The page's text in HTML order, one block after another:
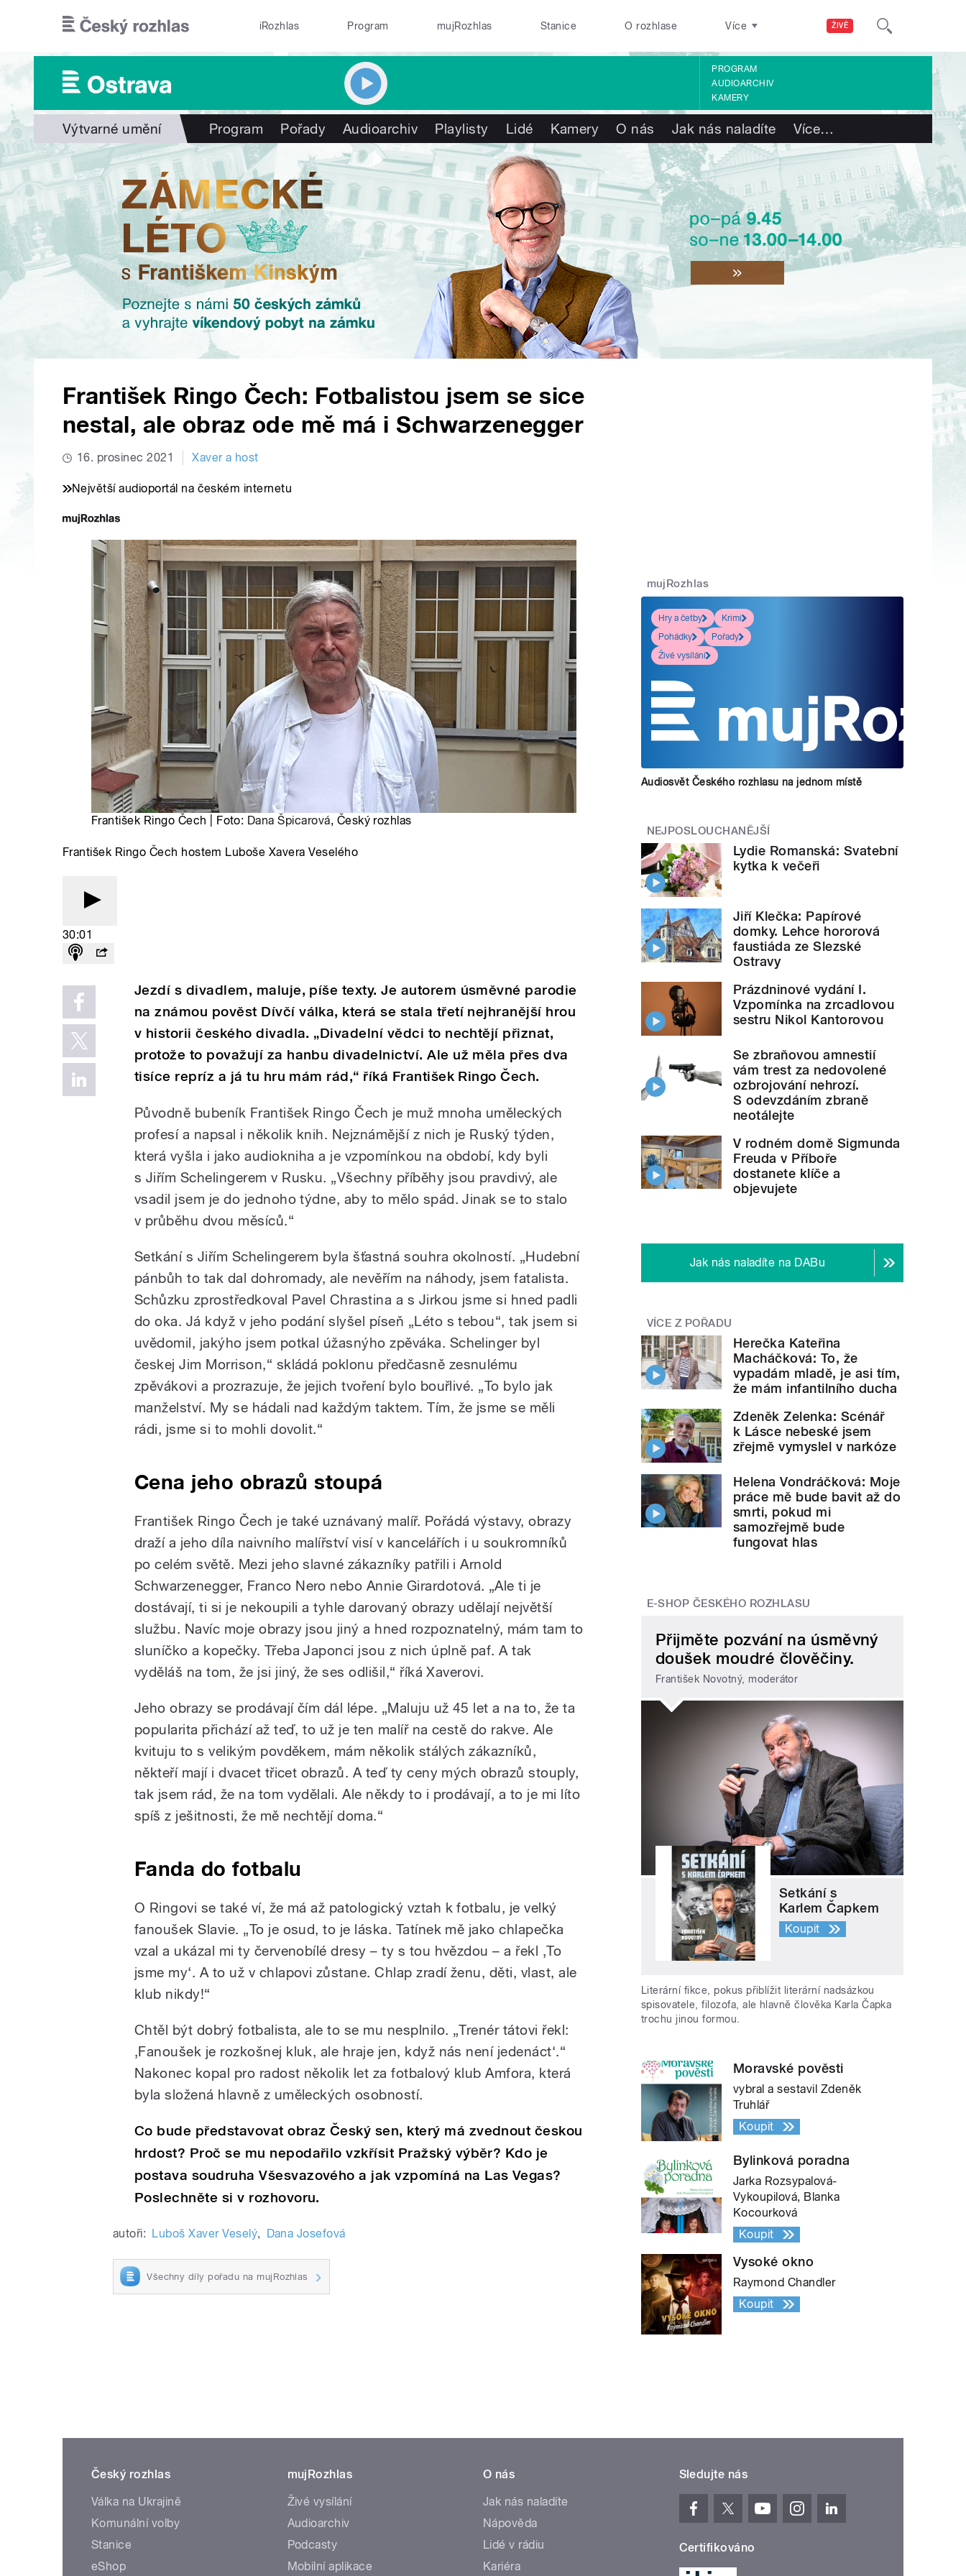
ŽIVĚ
iRozhlas Program mujRozhlas Stanice O rozhlase Více
PROGRAM
AUDIOARCHIV
KAMERY
Výtvarné umění Program Pořady Audioarchiv Playlisty Lidé Kamery O nás Jak nás naladíte Více…
František Ringo Čech: Fotbalistou jsem se sice
nestal, ale obraz ode mě má i Schwarzenegger
16. prosinec 2021 Xaver a host
Největší audioportál na českém internetu
František Ringo Čech | Foto: Dana Špicarová, Český rozhlas
František Ringo Čech hostem Luboše Xavera Veselého
30:01
Jezdí s divadlem, maluje, píše texty. Je autorem úsměvné parodie
na známou pověst Dívčí válka, která se stala třetí nejhranější hrou
v historii českého divadla. „Divadelní vědci to nechtějí přiznat,
protože to považují za hanbu divadelnictví. Ale už měla přes dva
tisíce repríz a já tu hru mám rád,“ říká František Ringo Čech.
Původně bubeník František Ringo Čech je muž mnoha uměleckých
profesí a napsal i několik knih. Nejznámější z nich je Ruský týden,
která vyšla i jako audiokniha a je vzpomínkou na období, kdy byli
s Jiřím Schelingerem v Rusku. „Všechny příběhy jsou pravdivý, ale
vsadil jsem je do jednoho týdne, aby to mělo spád. Jinak se to stalo
v průběhu dvou měsíců.“
Setkání s Jiřím Schelingerem byla šťastná souhra okolností. „Hudební
pánbůh to tak dal dohromady, ale nevěřím na náhody, jsem fatalista.
Schůzku zprostředkoval Pavel Chrastina a s Jirkou jsme si hned padli
do oka. Já když v jeho podání slyšel píseň „Léto s tebou“, tak jsem si
uvědomil, jakýho jsem potkal úžasnýho zpěváka. Schelinger byl
českej Jim Morrison,“ skládá poklonu předčasně zesnulému
zpěvákovi a prozrazuje, že jejich tvoření bylo bouřlivé. „To bylo jak
manželství. My se hádali nad každým taktem. Tím, že jsme se měli
rádi, jsme si to mohli dovolit.“
Cena jeho obrazů stoupá
František Ringo Čech je také uznávaný malíř. Pořádá výstavy, obrazy
draží a jeho díla naivního malířství visí v kancelářích i u soukromníků
po celém světě. Mezi jeho slavné zákazníky patřili i Arnold
Schwarzenegger, Franco Nero nebo Annie Girardotová. „Ale ti je
dostávají, ti si je nekoupili a tyhle darovaný obrazy udělají největší
službu. Navíc moje obrazy jsou jiný a hned rozpoznatelný, mám tam to
sluníčko a kopečky. Třeba Japonci jsou z nich úplně paf. A tak
vyděláš na tom, že jsi jiný, že ses odlišil,“ říká Xaverovi.
Jeho obrazy se prodávají čím dál lépe. „Maluju už 45 let a na to, že ta
popularita přichází až teď, to už je ten malíř na cestě do rakve. Ale
kvituju to s velikým povděkem, mám několik stálých zákazníků,
někteří mají i dvacet třicet obrazů. A teď ty ceny mých obrazů stouply,
tak jsem rád, že na tom vydělali. Ale někdy to i prodávají, a to je mi líto
spíš z ješitnosti, že mě nechtějí doma.“
Fanda do fotbalu
O Ringovi se také ví, že má až patologický vztah k fotbalu, je velký
fanoušek Slavie. „To je osud, to je láska. Tatínek mě jako chlapečka
vzal a ukázal mi ty červenobílé dresy – ty s tou hvězdou – a řekl ‚To
jsme my‘. A to už v chlapovi zůstane. Chlap zradí ženu, děti, vlast, ale
klub nikdy!“
Chtěl být dobrý fotbalista, ale to se mu nesplnilo. „Trenér tátovi řekl:
‚Fanoušek je rozkošnej kluk, ale hraje jen, když nás není jedenáct‘.“
Nakonec kopal pro radost několik let za fotbalový klub Amfora, která
byla složená hlavně z uměleckých osobností.
Co bude představovat obraz Český sen, který má zvednout českou
hrdost? Proč se mu nepodařilo vzkřísit Pražský výběr? Kdo je
postava soudruha Všesvazového a jak vzpomíná na Las Vegas?
Poslechněte si v rozhovoru.
autoři: Luboš Xaver Veselý, Dana Josefová
Všechny díly pořadu na mujRozhlas
mujRozhlas
Hry a četby
Krimi
Pohádky
Pořady
Živé vysílání
Audiosvět Českého rozhlasu na jednom místě
NEJPOSLOUCHANĚJŠÍ
Lydie Romanská: Svatební
kytka k večeři
Jiří Klečka: Papírové
domky. Lehce hororová
faustiáda ze Slezské
Ostravy
Prázdninové vydání I.
Vzpomínka na zrcadlovou
sestru Nikol Kantorovou
Se zbraňovou amnestií
vám trest za nedovolené
ozbrojování nehrozí.
S odevzdáním zbraně
neotálejte
V rodném domě Sigmunda
Freuda v Příboře
dostanete klíče a
objevujete
Jak nás naladíte na DABu
VÍCE Z POŘADU
Herečka Kateřina
Macháčková: To, že
vypadám mladě, je asi tím,
že mám infantilního ducha
Zdeněk Zelenka: Scénář
k Lásce nebeské jsem
zřejmě vymyslel v narkóze
Helena Vondráčková: Moje
práce mě bude bavit až do
smrti, pokud mi
samozřejmě bude
fungovat hlas
E-SHOP ČESKÉHO ROZHLASU
Přijměte pozvání na úsměvný
doušek moudré člověčiny.
František Novotný, moderátor
Setkání s
Karlem Čapkem
Koupit
Literární fikce, pokus přiblížit literární nadsázkou
spisovatele, filozofa, ale hlavně člověka Karla Čapka
trochu jinou formou.
Moravské pověsti
vybral a sestavil Zdeněk
Truhlář
Koupit
Bylinková poradna
Jarka Rozsypalová-
Vykoupilová, Blanka
Kocourková
Koupit
Vysoké okno
Raymond Chandler
Koupit
Český rozhlas
Válka na Ukrajině
Komunální volby
Stanice
eShop
mujRozhlas
Živé vysílání
Audioarchiv
Podcasty
Mobilní aplikace
O nás
Jak nás naladíte
Nápověda
Lidé v rádiu
Kariéra
Sledujte nás
Certifikováno